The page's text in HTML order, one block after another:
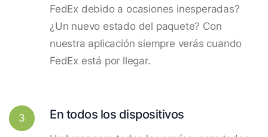
FedEx debido a ocasiones inesperadas?
¿Un nuevo estado del paquete? Con
nuestra aplicación siempre verás cuando
FedEx está por llegar.
3 En todos los dispositivos